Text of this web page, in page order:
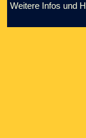
Weitere Infos und